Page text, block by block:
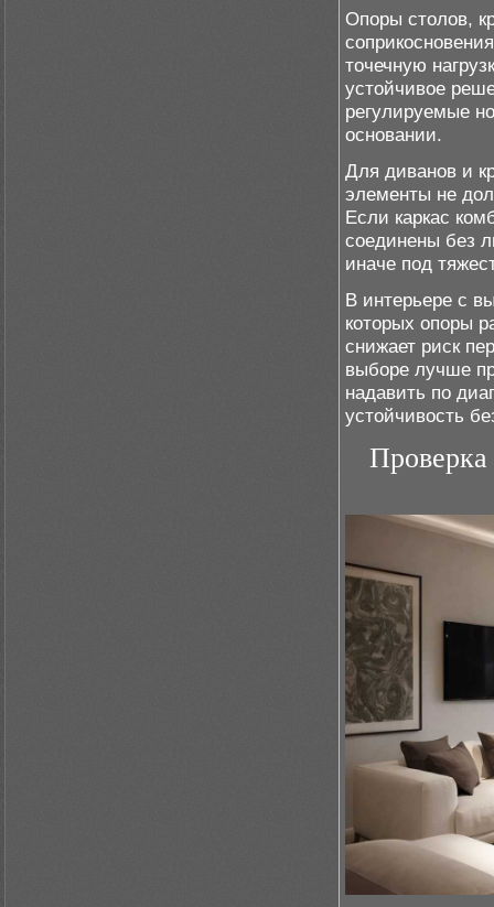
Опоры столов,
точечную
устойчивое
регулируемые
основании.
Для диванов и
элементы не
Если каркас
соединены без
иначе под
В интерьере с
которых опоры
снижает риск
выборе лучше
надавить по
устойчивость
Проверка